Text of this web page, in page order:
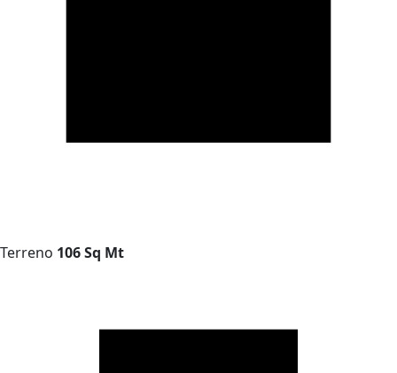
Terreno 106 Sq Mt